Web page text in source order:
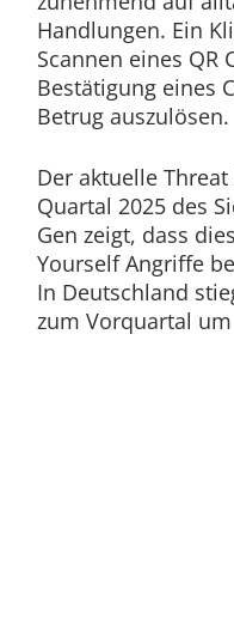
Handlungen. Ein
Scannen eines QR
Bestätigung eines
Betrug auszulösen.
Der aktuelle
Quartal 2025 des
Gen zeigt, dass
Yourself Angriffe
In Deutschland
zum Vorquartal